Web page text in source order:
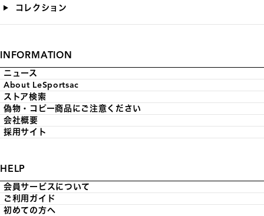
コレクション
INFORMATION
ニュース
About LeSportsac
ストア検索
偽物・コピー商品にご注意ください
会社概要
採用サイト
HELP
会員サービスについて
ご利用ガイド
初めての方へ